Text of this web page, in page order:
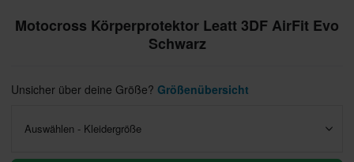
Motocross Körperprotektor Leatt 3DF AirFit Evo
Schwarz
Unsicher über deine Größe? Größenübersicht
Auswählen - Kleidergröße